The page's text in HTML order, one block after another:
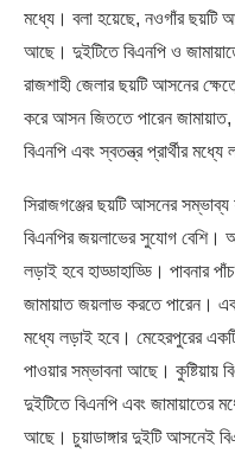
মধ্যে। বলা হয়েছে, নওগাঁর ছয়টি
আছে। দুইটিতে বিএনপি ও
রাজশাহী জেলার ছয়টি আসনের
করে আসন জিততে পারেন জামায়াত,
বিএনপি এবং স্বতন্ত্র প্রার্থীর
সিরাজগঞ্জের ছয়টি আসনের
বিএনপির জয়লাভের সুযোগ বেশি।
লড়াই হবে হাড্ডাহাড্ডি। পাবনার
জামায়াত জয়লাভ করতে পারেন।
মধ্যে লড়াই হবে। মেহেরপুরের
পাওয়ার সম্ভাবনা আছে। কুষ্টিয়ায়
দুইটিতে বিএনপি এবং জামায়াতের
আছে। চুয়াডাঙ্গার দুইটি আসনেই